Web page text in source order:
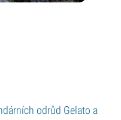
odrůd Gelato a